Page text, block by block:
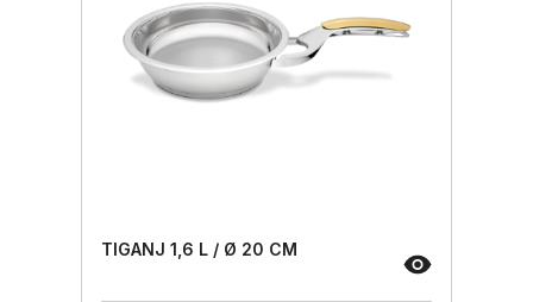
TIGANJ 1,6 L / Ø 20 CM